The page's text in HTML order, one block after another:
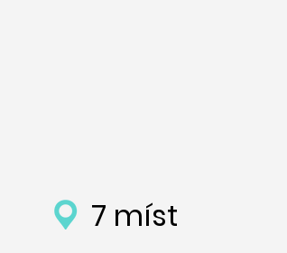
7 míst